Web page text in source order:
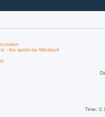
: les spots de Windsurf
Time: